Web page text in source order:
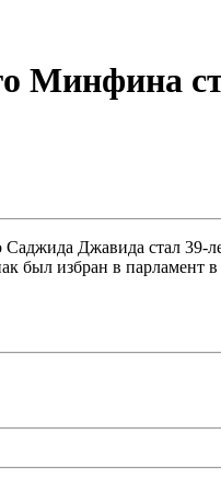
Минфина
Джавида стал 39-
был избран в